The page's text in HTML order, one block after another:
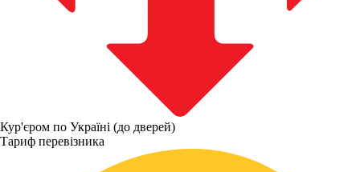
Кур'єром по Україні (до дверей)
Тариф перевізника